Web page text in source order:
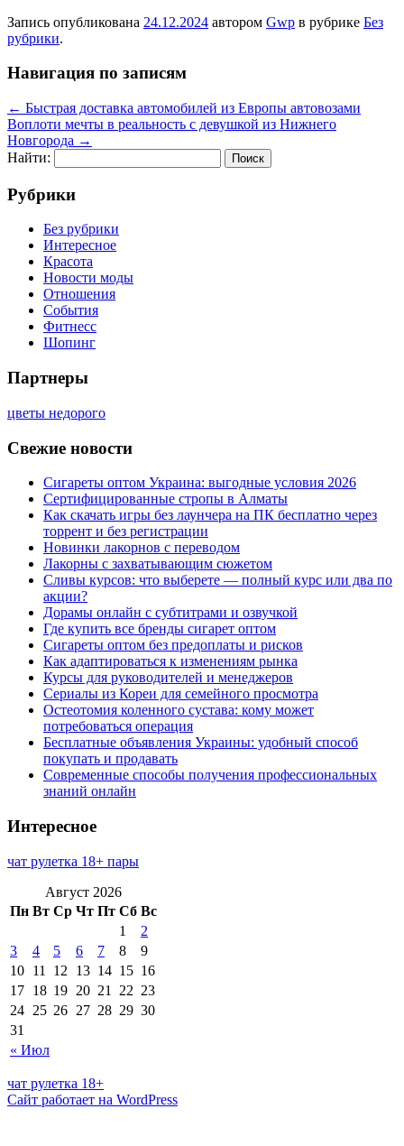
Запись опубликована 24.12.2024 автором Gwp в рубрике Без
рубрики.
Навигация по записям
← Быстрая доставка автомобилей из Европы автовозами
Воплоти мечты в реальность с девушкой из Нижнего
Новгорода →
Найти:
Рубрики
Без рубрики
Интересное
Красота
Новости моды
Отношения
События
Фитнесс
Шопинг
Партнеры
цветы недорого
Свежие новости
Сигареты оптом Украина: выгодные условия 2026
Сертифицированные стропы в Алматы
Как скачать игры без лаунчера на ПК бесплатно через
торрент и без регистрации
Новинки лакорнов с переводом
Лакорны с захватывающим сюжетом
Сливы курсов: что выберете — полный курс или два по
акции?
Дорамы онлайн с субтитрами и озвучкой
Где купить все бренды сигарет оптом
Сигареты оптом без предоплаты и рисков
Как адаптироваться к изменениям рынка
Курсы для руководителей и менеджеров
Сериалы из Кореи для семейного просмотра
Остеотомия коленного сустава: кому может
потребоваться операция
Бесплатные объявления Украины: удобный способ
покупать и продавать
Современные способы получения профессиональных
знаний онлайн
Интересное
чат рулетка 18+ пары
Август 2026
Пн Вт Ср Чт Пт Сб Вс
« Июл
1
2
3
4 5 6 7 8
9
10 11 12 13 14 15 16
17 18 19 20 21 22 23
24 25 26 27 28 29 30
31
чат рулетка 18+
Сайт работает на WordPress